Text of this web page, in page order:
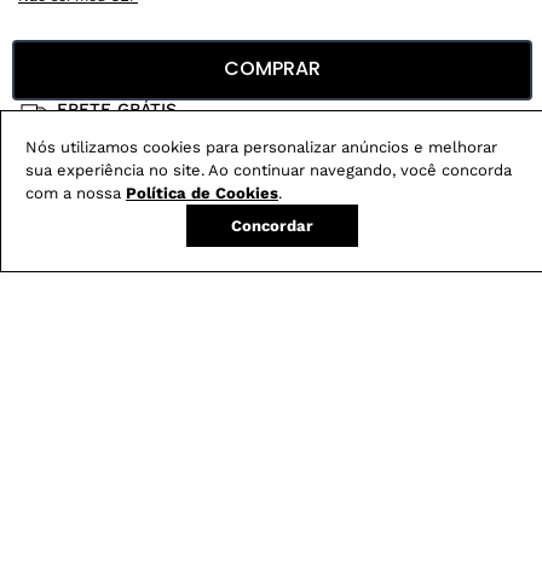
Nós utilizamos cookies para personalizar anúncios e melhorar
sua experiência no site. Ao continuar navegando, você concorda
com a nossa Política de Cookies.
Concordar
benefícios:
FRETE GRÁTIS
Compre no site e retire na loja gratuitamente
Troque na loja sem custo ou, pelo site
com até 2 trocas gratuitas.
COMPRAR